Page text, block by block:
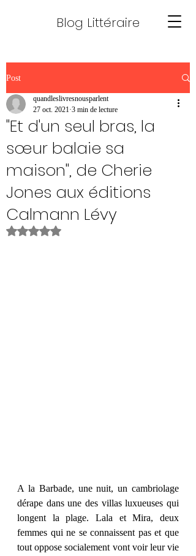
Blog Littéraire
Post
"Et d'un seul bras, la
sœur balaie sa
maison", de Cherie
Jones aux éditions
Calmann Lévy
quandleslivresnousparlent
27 oct. 2021 3 min de lecture
Noté NaN étoiles sur 5.
A la Barbade, une nuit, un cambriolage
dérape dans une des villas luxueuses qui
longent la plage. Lala et Mira, deux
femmes qui ne se connaissent pas et que
tout oppose socialement vont voir leur vie